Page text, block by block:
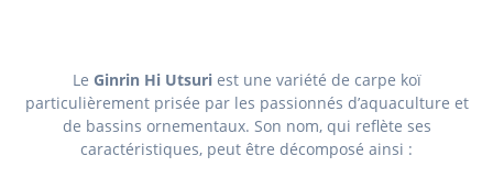
Le Ginrin Hi Utsuriest une variété de carpe koï
particulièrement prisée par les passionnés d’aquaculture et
de bassins ornementaux. Son nom, qui reflète ses
caractéristiques, peut être décomposé ainsi :